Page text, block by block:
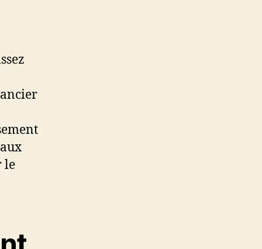
le